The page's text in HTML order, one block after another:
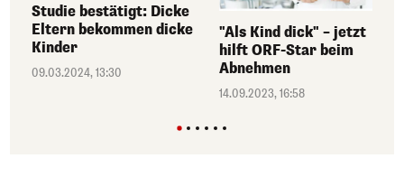
Studie bestätigt: Dicke
Eltern bekommen dicke
Kinder
09.03.2024, 13:30
"Als Kind dick" – jetzt
hilft ORF-Star beim
Abnehmen
14.09.2023, 16:58